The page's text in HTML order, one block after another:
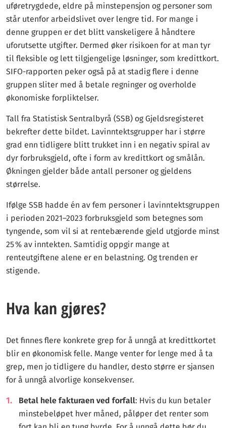
uføretrygdede, eldre på minstepensjon og personer som
står utenfor arbeidslivet over lengre tid. For mange i
denne gruppen er det blitt vanskeligere å håndtere
uforutsette utgifter. Dermed øker risikoen for at man tyr
til fleksible og lett tilgjengelige løsninger, som kredittkort.
SIFO-rapporten peker også på at stadig flere i denne
gruppen sliter med å betale regninger og overholde
økonomiske forpliktelser.
Tall fra Statistisk Sentralbyrå (SSB) og Gjeldsregisteret
bekrefter dette bildet. Lavinntektsgrupper har i større
grad enn tidligere blitt trukket inn i en negativ spiral av
dyr forbruksgjeld, ofte i form av kredittkort og smålån.
Økningen gjelder både antall personer og gjeldens
størrelse.
Ifølge SSB hadde én av fem personer i lavinntektsgruppen
i perioden 2021–2023 forbruksgjeld som betegnes som
tyngende, som vil si at rentebærende gjeld utgjorde minst
25 % av inntekten. Samtidig oppgir mange at
renteutgiftene alene er en belastning. Og trenden er
stigende.
Hva kan gjøres?
Det finnes flere konkrete grep for å unngå at kredittkortet
blir en økonomisk felle. Mange venter for lenge med å ta
grep, men jo tidligere du handler, desto større er sjansen
for å unngå alvorlige konsekvenser.
Betal hele fakturaen ved forfall: Hvis du kun betaler
minstebeløpet hver måned, påløper det renter som